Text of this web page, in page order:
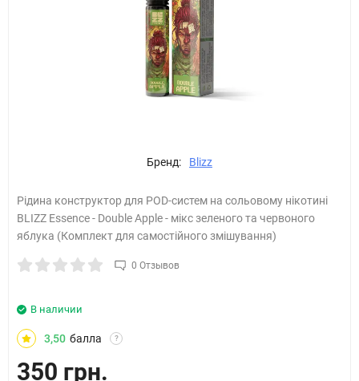
Бренд: Blizz
Рідина конструктор для POD-систем на сольовому нікотині
BLIZZ Essence - Double Apple - мікс зеленого та червоного
яблука (Комплект для самостійного змішування)
0 Отзывов
В наличии
3,50 балла ?
350 грн.